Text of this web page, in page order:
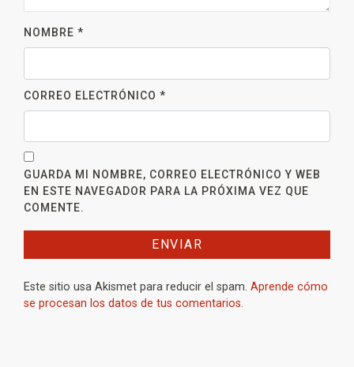
NOMBRE *
CORREO ELECTRÓNICO *
GUARDA MI NOMBRE, CORREO ELECTRÓNICO Y WEB
EN ESTE NAVEGADOR PARA LA PRÓXIMA VEZ QUE
COMENTE.
Este sitio usa Akismet para reducir el spam. Aprende cómo
se procesan los datos de tus comentarios.